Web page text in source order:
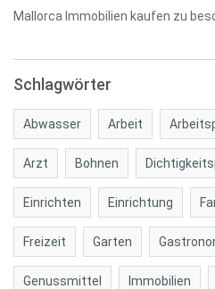
Mallorca Immobilien kaufen zu
Schlagwörter
Abwasser Arbeit
Arzt Bohnen
Einrichten Einrichtung
Freizeit Garten
Genussmittel Immobilien